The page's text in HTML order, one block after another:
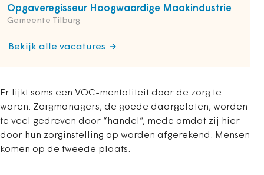
Opgaveregisseur Hoogwaardige Maakindustrie
Gemeente Tilburg
Bekijk alle vacatures
Er lijkt soms een VOC-mentaliteit door de zorg te
waren. Zorgmanagers, de goede daargelaten, worden
te veel gedreven door “handel”, mede omdat zij hier
door hun zorginstelling op worden afgerekend. Mensen
komen op de tweede plaats.